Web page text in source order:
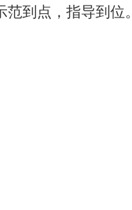
到点，指导到位。